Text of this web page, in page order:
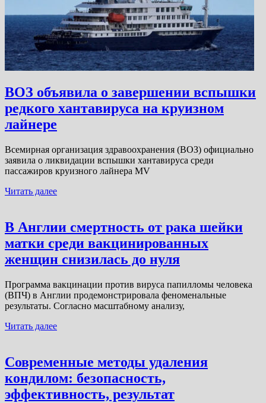
ВОЗ объявила о завершении вспышки
редкого хантавируса на круизном
лайнере
Всемирная организация здравоохранения (ВОЗ) официально
заявила о ликвидации вспышки хантавируса среди
пассажиров круизного лайнера MV
Читать далее
В Англии смертность от рака шейки
матки среди вакцинированных
женщин снизилась до нуля
Программа вакцинации против вируса папилломы человека
(ВПЧ) в Англии продемонстрировала феноменальные
результаты. Согласно масштабному анализу,
Читать далее
Современные методы удаления
кондилом: безопасность,
эффективность, результат